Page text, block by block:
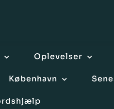
Oplevelser
København